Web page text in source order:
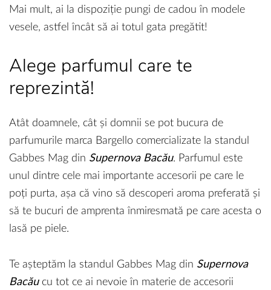
Mai mult, ai la dispoziție pungi de cadou în modele
vesele, astfel încât să ai totul gata pregătit!
Alege parfumul care te
reprezintă!
Atât doamnele, cât și domnii se pot bucura de
parfumurile marca Bargello comercializate la standul
Gabbes Mag din Supernova Bacău. Parfumul este
unul dintre cele mai importante accesorii pe care le
poți purta, așa că vino să descoperi aroma preferată și
să te bucuri de amprenta înmiresmată pe care acesta o
lasă pe piele.
Te așteptăm la standul Gabbes Mag din Supernova
Bacăucu tot ce ai nevoie în materie de accesorii